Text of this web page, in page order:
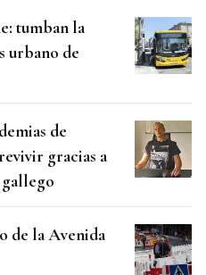
tumban la
urbano de
de
gracias a
gallego
de la Avenida